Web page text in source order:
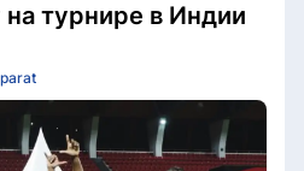
стране
на турнире в Индии